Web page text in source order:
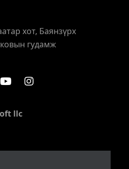
хот, Баянзүрх
гудамж
llc